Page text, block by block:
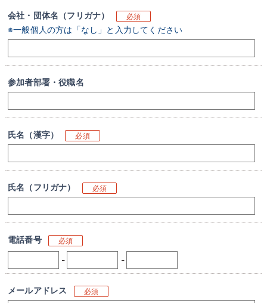
会社・団体名（フリガナ） 必須
※一般個人の方は「なし」と入力してください
参加者部署・役職名
氏名（漢字） 必須
氏名（フリガナ） 必須
電話番号 必須
- -
メールアドレス 必須